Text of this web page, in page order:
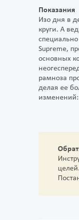
Показания
Изо дня в
круги. А
Supreme,
основных
рамноза
делая ее
изменений: